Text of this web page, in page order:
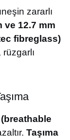
zararlı
ve 12.7 mm
fibreglass)
Taşıma